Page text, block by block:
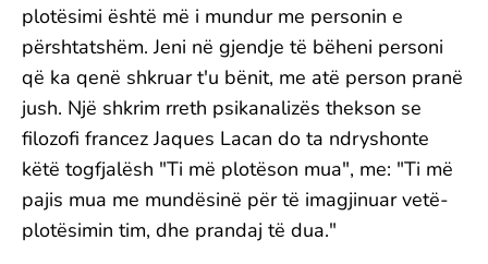
plotësimi është më i mundur me personin e
përshtatshëm. Jeni në gjendje të bëheni personi
që ka qenë shkruar t'u bënit, me atë person pranë
jush. Një shkrim rreth psikanalizës thekson se
filozofi francez Jaques Lacan do ta ndryshonte
këtë togfjalësh "Ti më plotëson mua", me: "Ti më
pajis mua me mundësinë për të imagjinuar vetë-
plotësimin tim, dhe prandaj të dua."